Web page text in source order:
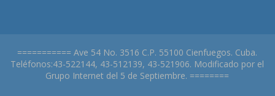
=========== Ave 54 No. 3516 C.P. 55100 Cienfuegos. Cuba.
Teléfonos:43-522144, 43-512139, 43-521906. Modificado por el
Grupo Internet del 5 de Septiembre. ========